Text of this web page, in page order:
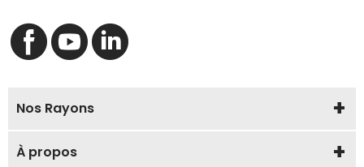
Nos Rayons
À propos